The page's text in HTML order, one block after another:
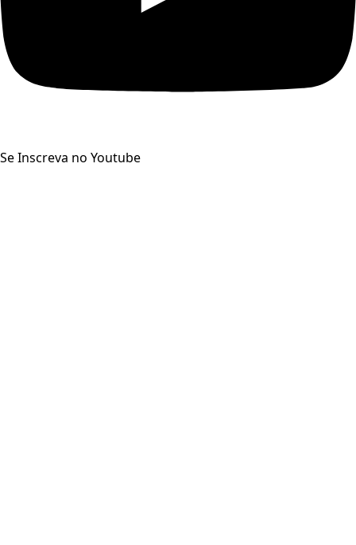
Se Inscreva no Youtube